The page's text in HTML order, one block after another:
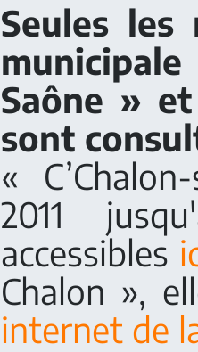
Seules
Saône »
sont
«
2011
accessibles
Chalon »,
internet de